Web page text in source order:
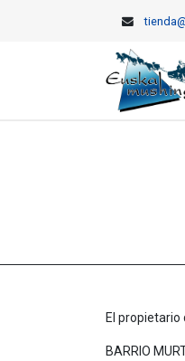
El propietario
BARRIO